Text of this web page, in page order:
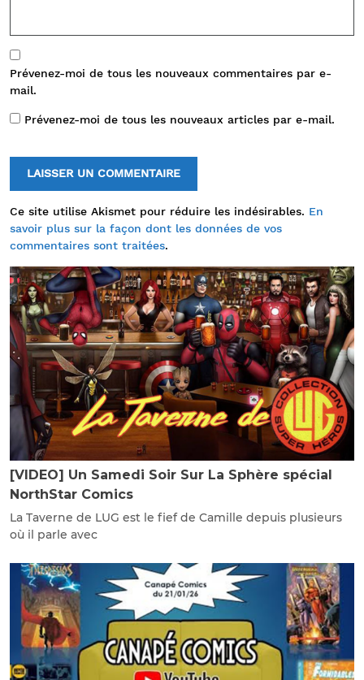
Prévenez-moi de tous les nouveaux commentaires par e-
mail.
Prévenez-moi de tous les nouveaux articles par e-mail.
Ce site utilise Akismet pour réduire les indésirables. En
savoir plus sur la façon dont les données de vos
commentaires sont traitées.
[VIDEO] Un Samedi Soir Sur La Sphère spécial
NorthStar Comics
La Taverne de LUG est le fief de Camille depuis plusieurs
où il parle avec